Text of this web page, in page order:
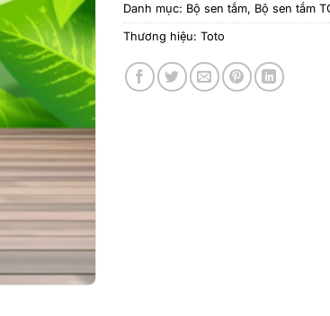
Danh mục: Bộ sen tắm, Bộ sen tắm
Thương hiệu: Toto